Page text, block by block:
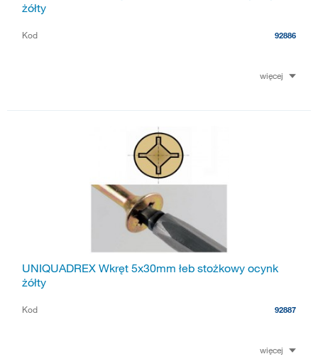
żółty
Kod 92886
więcej
UNIQUADREX Wkręt 5x30mm łeb stożkowy ocynk
żółty
Kod 92887
więcej